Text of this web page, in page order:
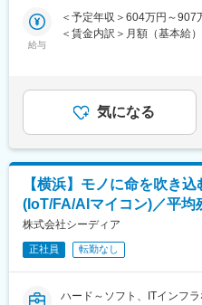
■スキルアップ支援体制：
◎24時間365日好きな時間
位に応じて給与UPが行われ
■エンジニアの組織について
エンジニアが声を出して組
請負受託業務も行っている
がTOPクラスで約20年を迎
げ時の勢いを維持したまま
を大きくしております。
中にはリーダー制度があり
談や技術の継承を行ってくれ
・製造メーカーにて開発工
実行
■入社直後にお任せしたい業務
医療機器向けの組み込みソ
技術提供とともにお客様の
導入した解決策の提案、実行
顧客内でのAKKODiSチーム
【業界の魅力】
ヘルスケア業界は、医療技
少子高齢化社会における健
給与
＜予定年収＞604万円～907
＜賃金内訳＞月額（基本給
気になる
【横浜】モノに命を吹き
(IoT/FA/AIマイコン)／平均
株式会社シーディア
正社員 転勤なし
ハード～ソフト、ITインフ